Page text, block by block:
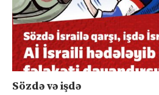
Sözdə və işdə